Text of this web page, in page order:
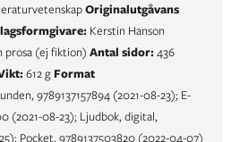
Originalutgåvans
Kerstin Hanson
prosa (ej fiktion) Antal sidor: 436
612 g Format
9789137157894 (2021-08-23); E-
(2021-08-23); Ljudbok, digital,
Pocket, 9789137503820 (2022-04-07)